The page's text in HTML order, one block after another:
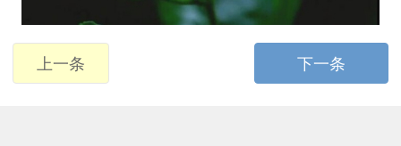
上一条 下一条